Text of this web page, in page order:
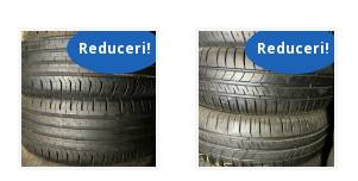
Reduceri! Reduceri!